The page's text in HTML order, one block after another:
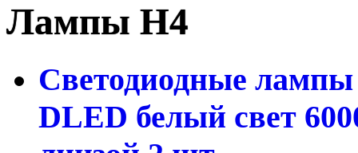
Лампы H4
Светодиодные лампы
DLED белый свет